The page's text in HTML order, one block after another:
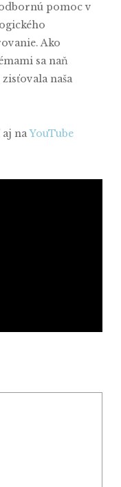
pomoc v
Ako
sa naň
naša
naYouTube